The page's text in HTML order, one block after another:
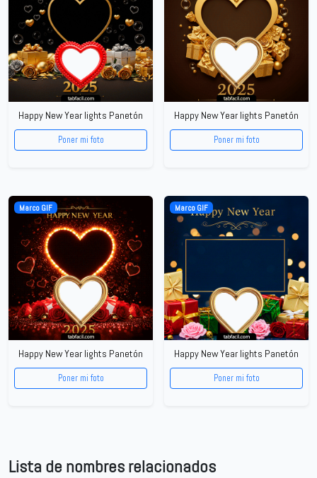
Happy New Year lights Panetón
Poner mi foto
Happy New Year lights Panetón
Poner mi foto
Marco GIF
Happy New Year lights Panetón
Poner mi foto
Marco GIF
Happy New Year lights Panetón
Poner mi foto
Lista de nombres relacionados